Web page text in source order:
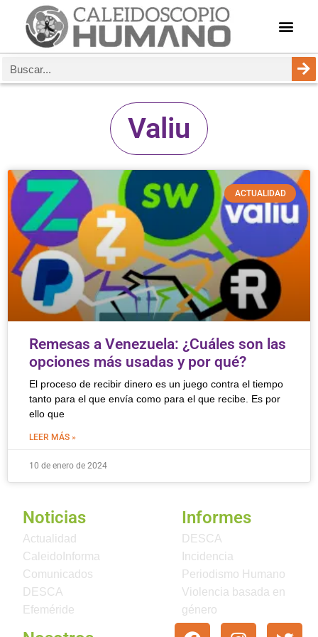
Valiu
ACTUALIDAD
Remesas a Venezuela: ¿Cuáles son las
opciones más usadas y por qué?
El proceso de recibir dinero es un juego contra el tiempo
tanto para el que envía como para el que recibe. Es por
ello que
LEER MÁS »
10 de enero de 2024
Noticias
Actualidad
CaleidoInforma
Comunicados
DESCA
Efeméride
Informes
DESCA
Incidencia
Periodismo Humano
Violencia basada en
género